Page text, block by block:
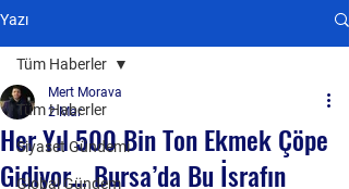
Yazı
Tüm Haberler
Siyaset Gündemi
Global Gündem
Tüm Haberler
Her Yıl 500 Bin Ton Ekmek Çöpe
Gidiyor… Bursa’da Bu İsrafın
Mert Morava
2 Mar